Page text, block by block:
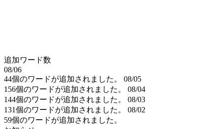
追加ワード数
08/06
44個のワードが追加されました。
08/05
156個のワードが追加されました。
08/04
144個のワードが追加されました。
08/03
131個のワードが追加されました。
08/02
59個のワードが追加されました。